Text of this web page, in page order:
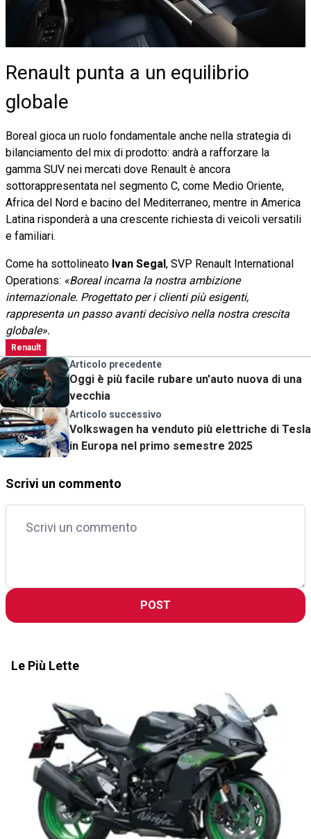
Renault punta a un equilibrio
globale
Boreal gioca un ruolo fondamentale anche nella strategia di
bilanciamento del mix di prodotto: andrà a rafforzare la
gamma SUV nei mercati dove Renault è ancora
sottorappresentata nel segmento C, come Medio Oriente,
Africa del Nord e bacino del Mediterraneo, mentre in America
Latina risponderà a una crescente richiesta di veicoli versatili
e familiari.
Come ha sottolineato Ivan Segal, SVP Renault International
Operations: «Boreal incarna la nostra ambizione
internazionale. Progettato per i clienti più esigenti,
rappresenta un passo avanti decisivo nella nostra crescita
globale».
Renault
Articolo precedente
Oggi è più facile rubare un'auto nuova di una
vecchia
Articolo successivo
Volkswagen ha venduto più elettriche di Tesla
in Europa nel primo semestre 2025
Scrivi un commento
POST
Le Più Lette